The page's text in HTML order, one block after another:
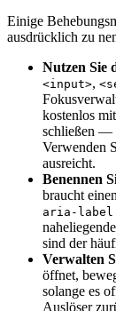
Einige
ausdrücklich zu
Nutzen Sie
<input>,
kostenlos
schließen —
Verwenden
ausreicht.
Benennen
braucht
aria-label
sind der
Verwalten
öffnet,
solange es
Auslöser